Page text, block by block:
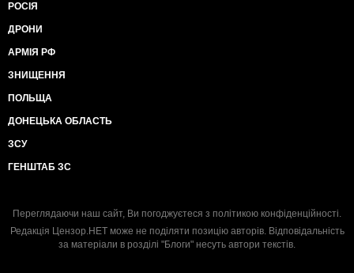
РОСІЯ
ДРОНИ
АРМІЯ РФ
ЗНИЩЕННЯ
ПОЛЬЩА
ДОНЕЦЬКА ОБЛАСТЬ
ЗСУ
ГЕНШТАБ ЗС
Переглядаючи наш сайт, Ви погоджуєтеся з політикою конфіденційності.
Редакція Цензор.НЕТ може не поділяти позицію авторів. Відповідальність
за матеріали в розділі "Блоги" несуть автори текстів.